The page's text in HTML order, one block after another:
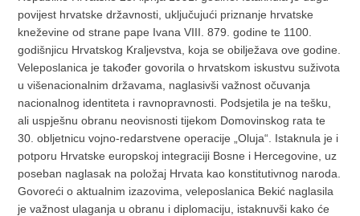
povijest hrvatske državnosti, uključujući priznanje hrvatske
kneževine od strane pape Ivana VIII. 879. godine te 1100.
godišnjicu Hrvatskog Kraljevstva, koja se obilježava ove godine.
Veleposlanica je također govorila o hrvatskom iskustvu suživota
u višenacionalnim državama, naglasivši važnost očuvanja
nacionalnog identiteta i ravnopravnosti. Podsjetila je na tešku,
ali uspješnu obranu neovisnosti tijekom Domovinskog rata te
30. obljetnicu vojno-redarstvene operacije „Oluja“. Istaknula je i
potporu Hrvatske europskoj integraciji Bosne i Hercegovine, uz
poseban naglasak na položaj Hrvata kao konstitutivnog naroda.
Govoreći o aktualnim izazovima, veleposlanica Bekić naglasila
je važnost ulaganja u obranu i diplomaciju, istaknuvši kako će